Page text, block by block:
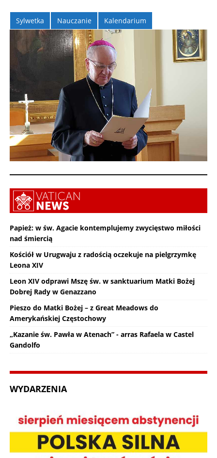
Sylwetka Nauczanie Kalendarium
Papież: w św. Agacie kontemplujemy zwycięstwo miłości
nad śmiercią
Kościół w Urugwaju z radością oczekuje na pielgrzymkę
Leona XIV
Leon XIV odprawi Mszę św. w sanktuarium Matki Bożej
Dobrej Rady w Genazzano
Pieszo do Matki Bożej – z Great Meadows do
Amerykańskiej Częstochowy
„Kazanie św. Pawła w Atenach” - arras Rafaela w Castel
Gandolfo
WYDARZENIA